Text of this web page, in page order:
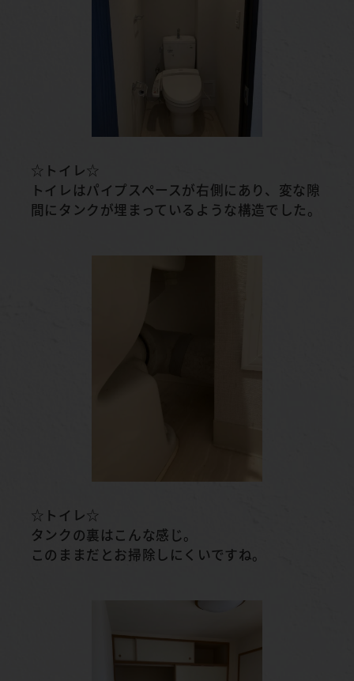
☆トイレ☆
トイレはパイプスペースが右側にあり、変な隙
間にタンクが埋まっているような構造でした。
☆トイレ☆
タンクの裏はこんな感じ。
このままだとお掃除しにくいですね。